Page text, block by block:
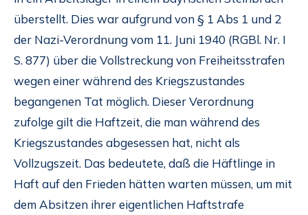
überstellt. Dies war aufgrund von § 1 Abs 1 und 2
der Nazi-Verordnung vom 11. Juni 1940 (RGBl. Nr. I
S. 877) über die Vollstreckung von Freiheitsstrafen
wegen einer während des Kriegszustandes
begangenen Tat möglich. Dieser Verordnung
zufolge gilt die Haftzeit, die man während des
Kriegszustandes abgesessen hat, nicht als
Vollzugszeit. Das bedeutete, daß die Häftlinge in
Haft auf den Frieden hätten warten müssen, um mit
dem Absitzen ihrer eigentlichen Haftstrafe